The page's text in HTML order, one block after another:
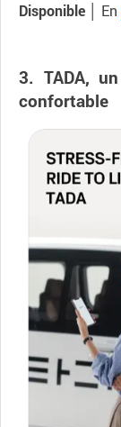
Disponible │ En
3. TADA,
confortable